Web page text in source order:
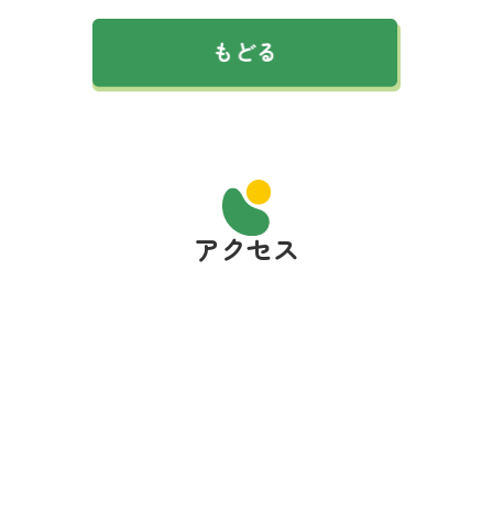
アクセス